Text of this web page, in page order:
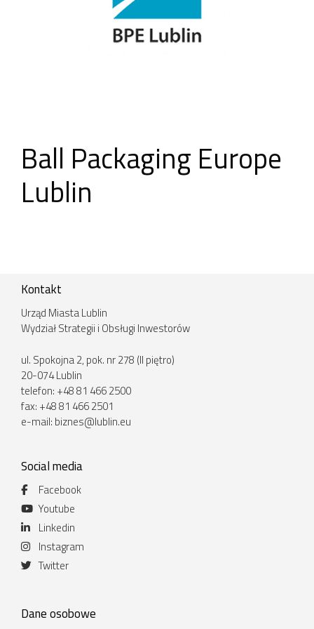
Ball Packaging Europe
Lublin
Kontakt
Urząd Miasta Lublin
Wydział Strategii i Obsługi Inwestorów
ul. Spokojna 2, pok. nr 278 (II piętro)
20-074 Lublin
telefon: +48 81 466 2500
fax: +48 81 466 2501
e-mail: biznes@lublin.eu
Social media
Facebook
Youtube
Linkedin
Instagram
Twitter
Dane osobowe